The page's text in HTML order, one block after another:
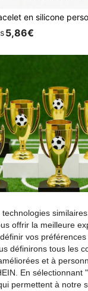
5,86€
Mini trophée en plastique, convient pour les cadeaux de fête, les accessoires, les récompenses, les prix, applicable pour les adolescents et les
offrir la meilleure
vos
définirons tous les
et à
En
permettent à notre